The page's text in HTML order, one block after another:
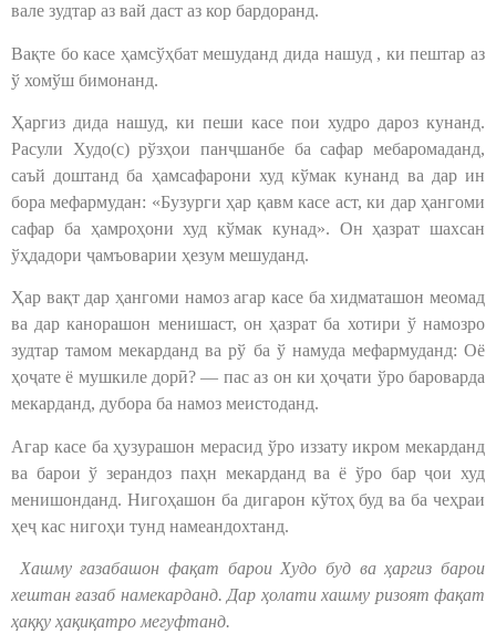
вале зудтар аз вай даст аз кор бардоранд.
Вақте бо касе ҳамсўҳбат мешуданд дида нашуд , ки пештар аз
ў хомўш бимонанд.
Ҳаргиз дида нашуд, ки пеши касе пои худро дароз кунанд.
Расули Худо(с) рўзҳои панҷшанбе ба сафар мебаромаданд,
саъй доштанд ба ҳамсафарони худ кўмак кунанд ва дар ин
бора мефармудан: «Бузурги ҳар қавм касе аст, ки дар ҳангоми
сафар ба ҳамроҳони худ кўмак кунад». Он ҳазрат шахсан
ўҳдадори ҷамъоварии ҳезум мешуданд.
Ҳар вақт дар ҳангоми намоз агар касе ба хидматашон меомад
ва дар канорашон менишаст, он ҳазрат ба хотири ў намозро
зудтар тамом мекарданд ва рў ба ў намуда мефармуданд: Оё
ҳоҷате ё мушкиле дорӣ? — пас аз он ки ҳоҷати ўро бароварда
мекарданд, дубора ба намоз меистоданд.
Агар касе ба ҳузурашон мерасид ўро иззату икром мекарданд
ва барои ў зерандоз паҳн мекарданд ва ё ўро бар ҷои худ
менишонданд. Нигоҳашон ба дигарон кўтоҳ буд ва ба чеҳраи
ҳеҷ кас нигоҳи тунд намеандохтанд.
Хашму ғазабашон фақат барои Худо буд ва ҳаргиз барои
хештан ғазаб намекарданд. Дар ҳолати хашму ризоят фақат
ҳаққу ҳақиқатро мегуфтанд.